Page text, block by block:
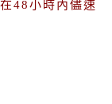
48小時內儘速